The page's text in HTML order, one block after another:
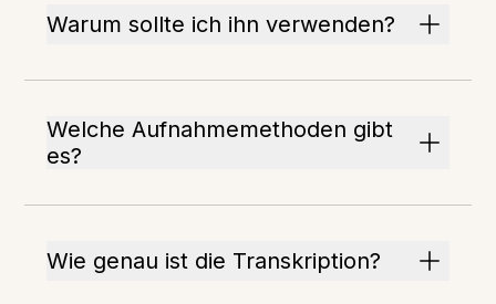
Warum sollte ich ihn verwenden?
Welche Aufnahmemethoden gibt
es?
Wie genau ist die Transkription?